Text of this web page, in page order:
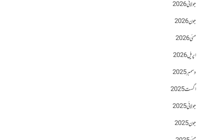
جولائی 2026
جون 2026
مئی 2026
اپریل 2026
دسمبر 2025
اگست 2025
جولائی 2025
جون 2025